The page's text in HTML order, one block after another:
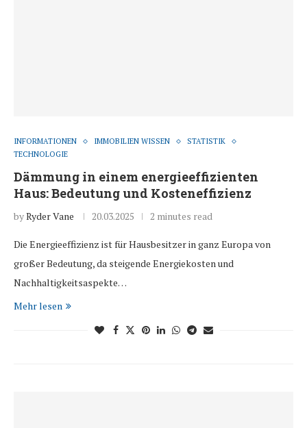
INFORMATIONEN IMMOBILIEN WISSEN
STATISTIK
TECHNOLOGIE
Dämmung in einem energieeffizienten
Haus: Bedeutung und Kosteneffizienz
byRyder Vane 20.03.2025 2 minutes read
Die Energieeffizienz ist für Hausbesitzer in ganz Europa von
großer Bedeutung, da steigende Energiekosten und
Nachhaltigkeitsaspekte…
Mehr lesen